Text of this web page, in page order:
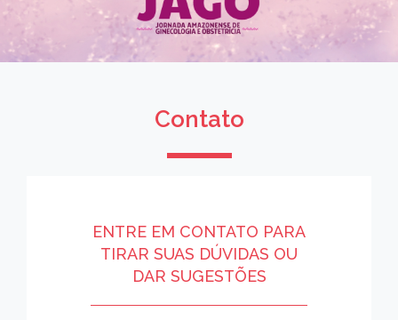
Contato
ENTRE EM CONTATO PARA
TIRAR SUAS DÚVIDAS OU
DAR SUGESTÕES